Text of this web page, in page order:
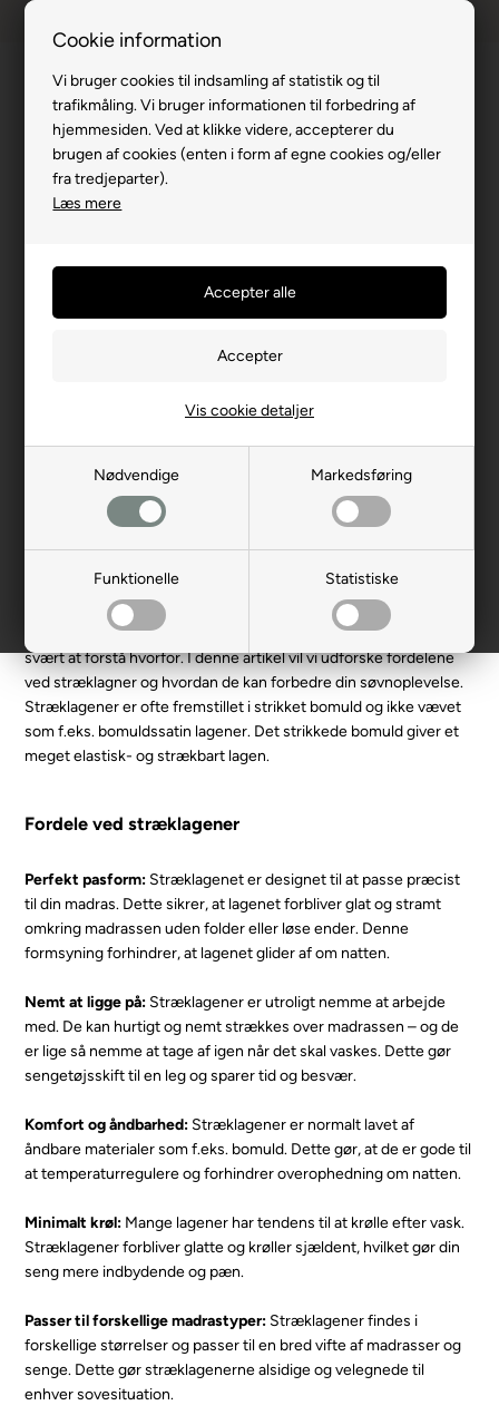
Cookie information
Vi bruger cookies til indsamling af statistik og til
trafikmåling. Vi bruger informationen til forbedring af
hjemmesiden. Ved at klikke videre, accepterer du
brugen af cookies (enten i form af egne cookies og/eller
fra tredjeparter).
Læs mere
Nødvendige Markedsføring
Funktionelle Statistiske
Vis cookie detaljer
Du er her: Inspiration og guides/Produkt info
Stræklagen - Komfort og funktionalitet
Stræklagen - Komfort og funktionalitet
til din seng
velvære. En vigtig faktor for en behagelig søvnoplevelse er
kvaliteten af sengetøjet, og her spiller stræklagner en afgørende
rolle. Stræklagner er blevet stadig mere populære, og det er ikke
svært at forstå hvorfor. I denne artikel vil vi udforske fordelene
ved stræklagner og hvordan de kan forbedre din søvnoplevelse.
Stræklagener er ofte fremstillet i strikket bomuld og ikke vævet
som f.eks. bomuldssatin lagener. Det strikkede bomuld giver et
meget elastisk- og strækbart lagen.
Fordele ved stræklagener
Perfekt pasform: Stræklagenet er designet til at passe præcist
til din madras. Dette sikrer, at lagenet forbliver glat og stramt
omkring madrassen uden folder eller løse ender. Denne
formsyning forhindrer, at lagenet glider af om natten.
Nemt at ligge på: Stræklagener er utroligt nemme at arbejde
med. De kan hurtigt og nemt strækkes over madrassen – og de
er lige så nemme at tage af igen når det skal vaskes. Dette gør
sengetøjsskift til en leg og sparer tid og besvær.
Komfort og åndbarhed: Stræklagener er normalt lavet af
åndbare materialer som f.eks. bomuld. Dette gør, at de er gode til
at temperaturregulere og forhindrer overophedning om natten.
Minimalt krøl: Mange lagener har tendens til at krølle efter vask.
Stræklagener forbliver glatte og krøller sjældent, hvilket gør din
seng mere indbydende og pæn.
Passer til forskellige madrastyper: Stræklagener findes i
forskellige størrelser og passer til en bred vifte af madrasser og
senge. Dette gør stræklagenerne alsidige og velegnede til
enhver sovesituation.